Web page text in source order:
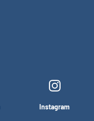
Instagram